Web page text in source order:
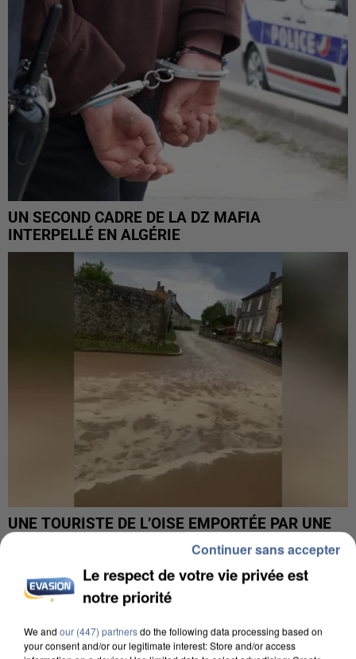
UN SECOND CADRE DE LA DZ MAFIA
INTERPELLÉ EN ALGÉRIE
UNE TOURISTE DE L’OISE EMPORTÉE PAR UNE
COULÉE DE BOUE EN HAUTE-SAVOIE
Le respect de votre vie privée est
notre priorité
We and our (447) partnersdo the following data processing based on
your consent and/or our legitimate interest: Store and/or access
Continuer sans accepter